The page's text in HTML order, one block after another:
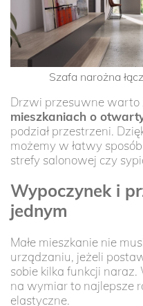
Szafa narożna
Drzwi przesuwne
mieszkaniach o
podział przestrzeni.
możemy w łatwy
strefy salonowej czy
Wypoczynek i
jednym
Małe mieszkanie nie
urządzaniu, jeżeli
sobie kilka funkcji
na wymiar to najlepsze
elastyczne.